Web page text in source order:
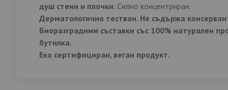
душ стени и плочки. Силно концентриран.
Дерматологично тестван. Не съдържа
Биоразградими съставки със 100% натурален
бутилка.
Еко сертифициран, веган продукт.